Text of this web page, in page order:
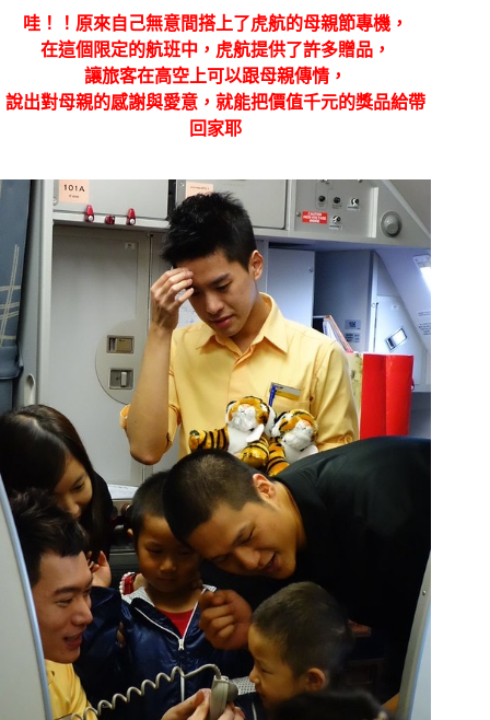
哇！！原來自己無意間搭上了虎航的母親節專機，
在這個限定的航班中，虎航提供了許多贈品，
讓旅客在高空上可以跟母親傳情，
說出對母親的感謝與愛意，就能把價值千元的獎品給帶
回家耶